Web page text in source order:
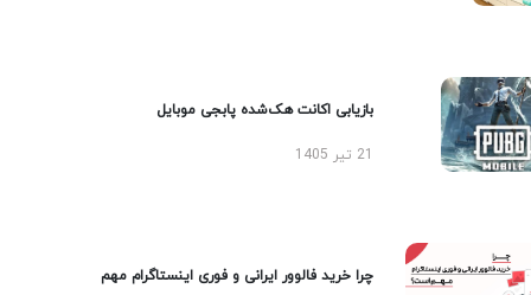
بازیابی اکانت هک‌شده پابجی موبایل
چرا خرید فالوور ایرانی و فوری اینستاگرام مهم